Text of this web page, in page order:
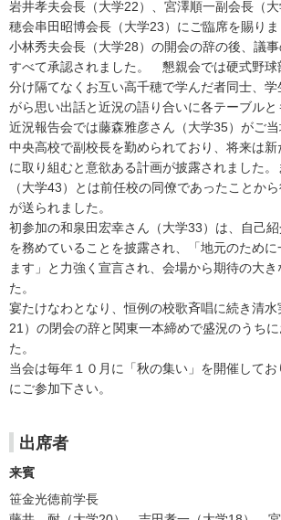
岩井孝夫会長（大学22）、宮澤順一副会長（
穂会串田昭博会長（大学23）にご臨席を賜りま
小林秀夫会長（大学28）の開会の辞の後、議
すべて承認されました。 懇親会では硬式野球
分け隔てなくお互い高千穂で学んだ者同士、
がら思い出話と近況の語り合いに各テーブルと
近況報告会では藤森雅彦さん（大学35）がご
中央高校で副校長を勤められており、将来は
に取り組むと意欲ある計画が披露されました
（大学43）とは前任校の同僚であったことか
が送られました。
初参加の和泉田宏幸さん（大学33）は、自己
を務めていることを披露され、「地元のために
ます」と力強く宣言され、会場から期待の大
た。
宴たけなわとなり、恒例の校歌斉唱に続き清
21）の閉会の辞と関東一本締めで盛況のうち
た。
当会は毎年１０月に「秋の集い」を開催して
にご参加下さい。
出席者
来賓
笹金光徳前学長